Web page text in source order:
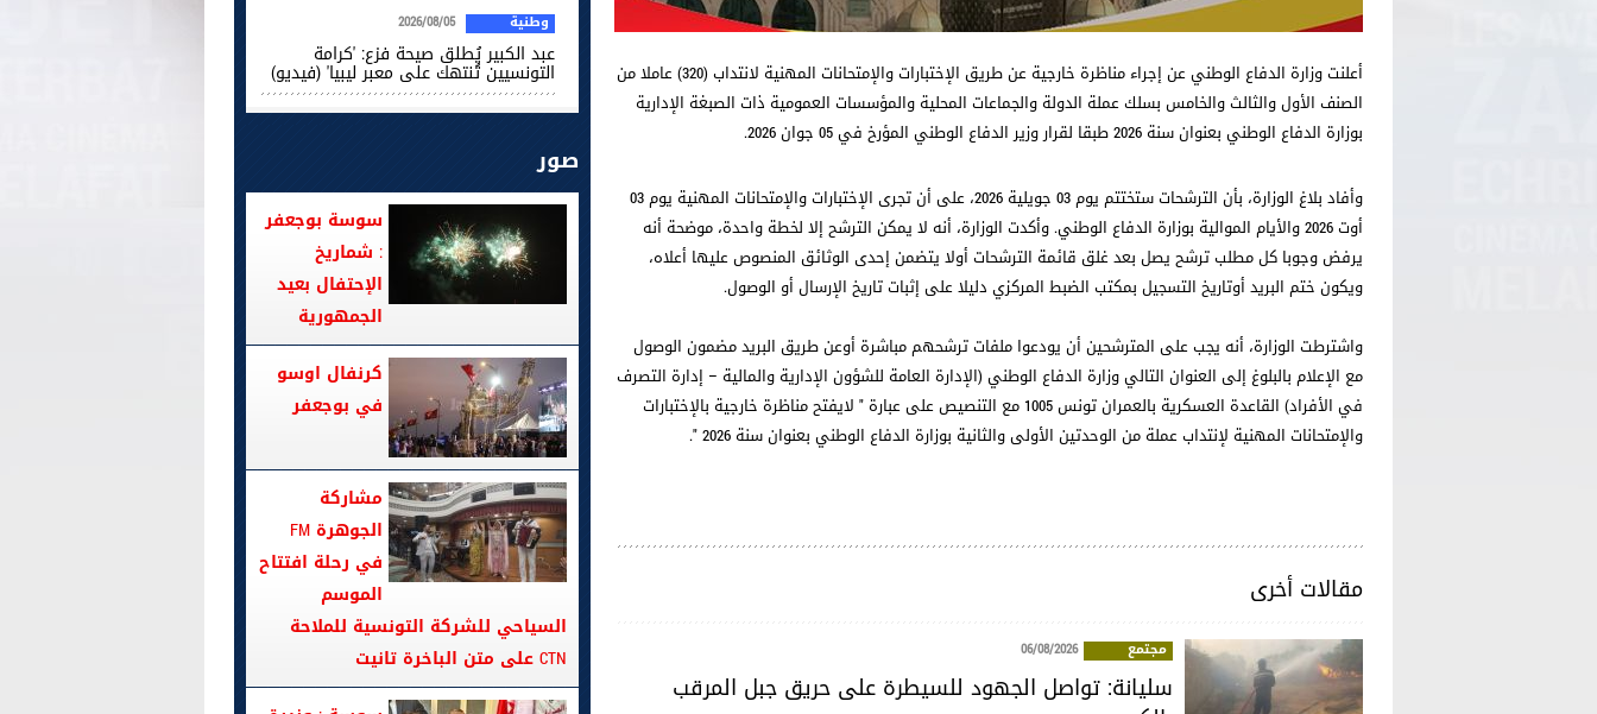
أعلنت وزارة الدفاع الوطني عن إجراء مناظرة خارجية عن طريق الإختبارات والإمتحانات المهنية لانتداب (320) عاملا من
الصنف الأول والثالث والخامس بسلك عملة الدولة والجماعات المحلية والمؤسسات العمومية ذات الصبغة الإدارية
بوزارة الدفاع الوطني بعنوان سنة 2026 طبقا لقرار وزير الدفاع الوطني المؤرخ في 05 جوان 2026.
وأفاد بلاغ الوزارة، بأن الترشحات ستختتم يوم 03 جويلية 2026، على أن تجرى الإختبارات والإمتحانات المهنية يوم 03
أوت 2026 والأيام الموالية بوزارة الدفاع الوطني. وأكدت الوزارة، أنه لا يمكن الترشح إلا لخطة واحدة، موضحة أنه
يرفض وجوبا كل مطلب ترشح يصل بعد غلق قائمة الترشحات أولا يتضمن إحدى الوثائق المنصوص عليها أعلاه،
ويكون ختم البريد أوتاريخ التسجيل بمكتب الضبط المركزي دليلا على إثبات تاريخ الإرسال أو الوصول.
واشترطت الوزارة، أنه يجب على المترشحين أن يودعوا ملفات ترشحهم مباشرة أوعن طريق البريد مضمون الوصول
مع الإعلام بالبلوغ إلى العنوان التالي وزارة الدفاع الوطني (الإدارة العامة للشؤون الإدارية والمالية – إدارة التصرف
في الأفراد) القاعدة العسكرية بالعمران تونس 1005 مع التنصيص على عبارة " لايفتح مناظرة خارجية بالإختبارات
والإمتحانات المهنية لإنتداب عملة من الوحدتين الأولى والثانية بوزارة الدفاع الوطني بعنوان سنة 2026 ".
مقالات أخرى
مجتمع 06/08/2026
سليانة: تواصل الجهود للسيطرة على حريق جبل المرقب
وطنية 2026/08/05
عبد الكبير يُطلق صيحة فزع: 'كرامة
التونسيين تُنتهك على معبر ليبيا' (فيديو)
صور
سوسة بوجعفر
: شماريخ
الإحتفال بعيد
الجمهورية
كرنفال اوسو
في بوجعفر
مشاركة
الجوهرة FM
في رحلة افتتاح
الموسم
السياحي للشركة التونسية للملاحة
CTN على متن الباخرة تانيت